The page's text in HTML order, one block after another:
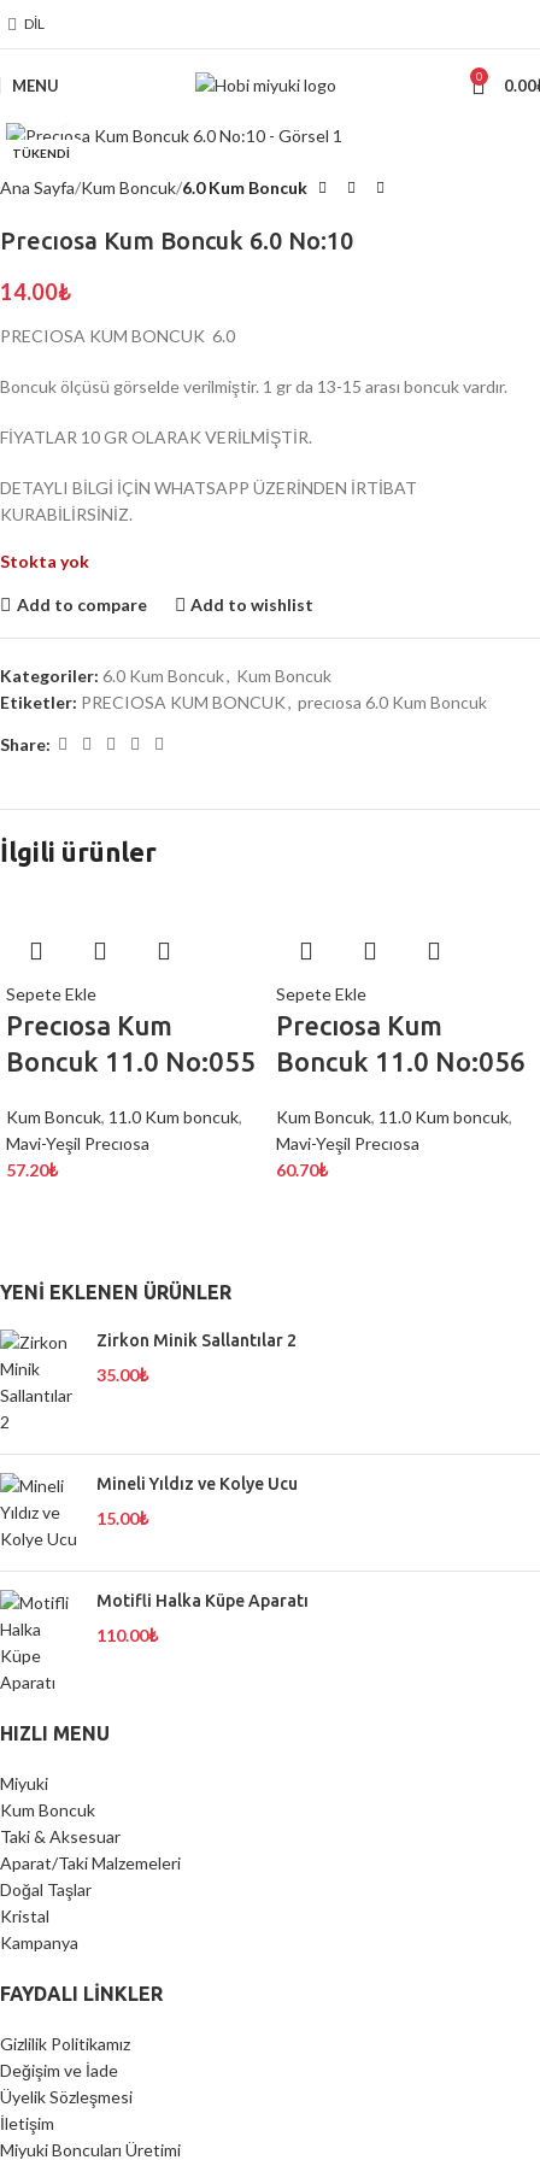
DIL
MENU 0 0.00
TÜKENDİ
Ana Sayfa Kum Boncuk 6.0 Kum Boncuk
Precıosa Kum Boncuk 6.0 No:10
14.00₺
PRECIOSA KUM BONCUK 6.0
Boncuk ölçüsü görselde verilmiştir. 1 gr da 13-15 arası boncuk vardır.
FİYATLAR 10 GR OLARAK VERİLMİŞTİR.
DETAYLI BİLGİ İÇİN WHATSAPP ÜZERİNDEN İRTİBAT
KURABİLİRSİNİZ.
Stokta yok
Add to compare Add to wishlist
Kategoriler: 6.0 Kum Boncuk, Kum Boncuk
Etiketler: PRECIOSA KUM BONCUK, precıosa 6.0 Kum Boncuk
Share:
İlgili ürünler
Sepete Ekle
Precıosa Kum
Boncuk 11.0 No:055
Kum Boncuk, 11.0 Kum boncuk,
Mavi-Yeşil Precıosa
57.20₺
Sepete Ekle
Precıosa Kum
Boncuk 11.0 No:056
Kum Boncuk, 11.0 Kum boncuk,
Mavi-Yeşil Precıosa
60.70₺
YENI EKLENEN ÜRÜNLER
Zirkon Minik Sallantılar 2
35.00₺
Mineli Yıldız ve Kolye Ucu
15.00₺
Motifli Halka Küpe Aparatı
110.00₺
HIZLI MENU
Miyuki
Kum Boncuk
Taki & Aksesuar
Aparat/Taki Malzemeleri
Doğal Taşlar
Kristal
Kampanya
FAYDALI LİNKLER
Gizlilik Politikamız
Değişim ve İade
Üyelik Sözleşmesi
İletişim
Miyuki Boncuları Üretimi